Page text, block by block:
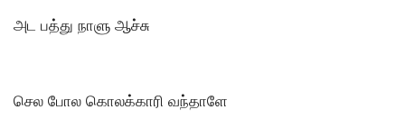
அட பத்து நாளு ஆச்சு
செல போல கொலக்காரி வந்தாளே